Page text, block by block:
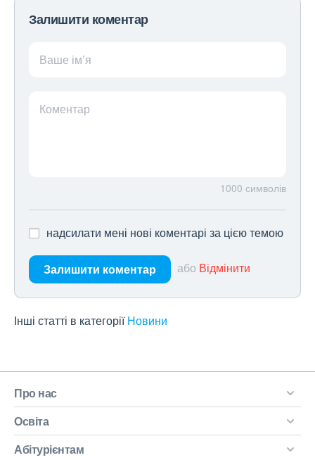
Залишити коментар
Ваше ім’я
Коментар
1000 символів
надсилати мені нові коментарі за цією темою
Залишити коментар або Відмінити
Інші статті в категорії Новини
Про нас
Освіта
Абітурієнтам